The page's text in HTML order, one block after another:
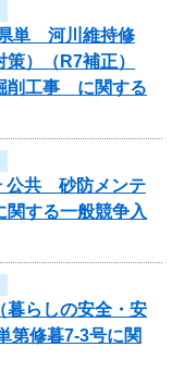
単 河川維持修
）（R7補正）
削工事 に関する
公共 砂防メンテ
関する一般競争入
暮らしの安全・安
第修暮7-3号に関